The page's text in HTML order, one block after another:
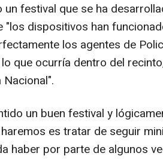
un festival que se ha
"los dispositivos han
los agentes de
que ocurría dentro del
Nacional".
un buen festival y
es tratar de seguir
haber por parte de algunos